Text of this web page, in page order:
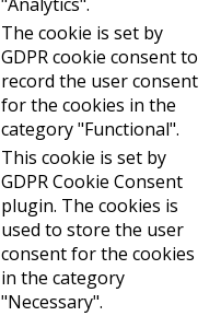
The cookie is set by
GDPR cookie consent to
record the user consent
for the cookies in the
category "Functional".
This cookie is set by
GDPR Cookie Consent
plugin. The cookies is
used to store the user
consent for the cookies
in the category
"Necessary".